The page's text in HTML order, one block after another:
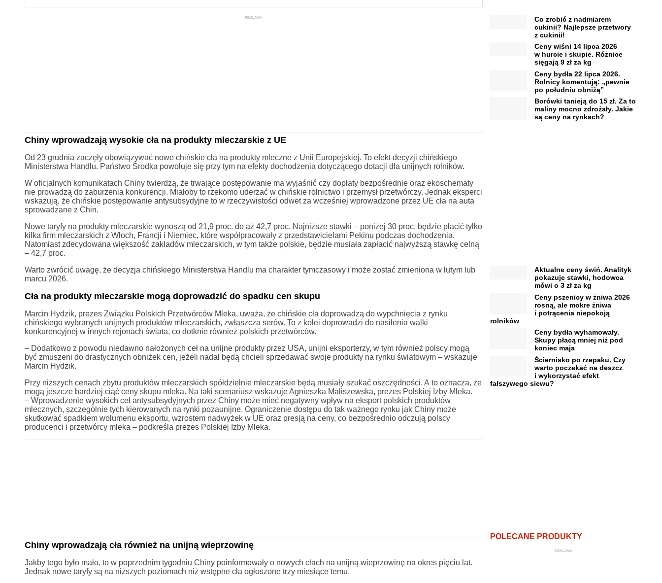
REKLAMA
Chiny wprowadzają wysokie cła na produkty mleczarskie z UE
Od 23 grudnia zaczęły obowiązywać nowe chińskie cła na produkty mleczne z Unii Europejskiej. To efekt decyzji chińskiego
Ministerstwa Handlu. Państwo Środka powołuje się przy tym na efekty dochodzenia dotyczącego dotacji dla unijnych rolników.
W oficjalnych komunikatach Chiny twierdzą, że trwające postępowanie ma wyjaśnić czy dopłaty bezpośrednie oraz ekoschematy
nie prowadzą do zaburzenia konkurencji. Miałoby to rzekomo uderzać w chińskie rolnictwo i przemysł przetwórczy. Jednak eksperci
wskazują, że chińskie postępowanie antysubsydyjne to w rzeczywistości odwet za wcześniej wprowadzone przez UE cła na auta
sprowadzane z Chin.
Nowe taryfy na produkty mleczarskie wynoszą od 21,9 proc. do aż 42,7 proc. Najniższe stawki – poniżej 30 proc. będzie płacić tylko
kilka firm mleczarskich z Włoch, Francji i Niemiec, które współpracowały z przedstawicielami Pekinu podczas dochodzenia.
Natomiast zdecydowana większość zakładów mleczarskich, w tym także polskie, będzie musiała zapłacić najwyższą stawkę celną
– 42,7 proc.
Warto zwrócić uwagę, że decyzja chińskiego Ministerstwa Handlu ma charakter tymczasowy i może zostać zmieniona w lutym lub
marcu 2026.
Cła na produkty mleczarskie mogą doprowadzić do spadku cen skupu
Marcin Hydzik, prezes Związku Polskich Przetwórców Mleka, uważa, że chińskie cła doprowadzą do wypchnięcia z rynku
chińskiego wybranych unijnych produktów mleczarskich, zwłaszcza serów. To z kolei doprowadzi do nasilenia walki
konkurencyjnej w innych rejonach świata, co dotknie również polskich przetwórców.
– Dodatkowo z powodu niedawno nałożonych ceł na unijne produkty przez USA, unijni eksporterzy, w tym również polscy mogą
być zmuszeni do drastycznych obniżek cen, jeżeli nadal będą chcieli sprzedawać swoje produkty na rynku światowym – wskazuje
Marcin Hydzik.
Przy niższych cenach zbytu produktów mleczarskich spółdzielnie mleczarskie będą musiały szukać oszczędności. A to oznacza, że
mogą jeszcze bardziej ciąć ceny skupu mleka. Na taki scenariusz wskazuje Agnieszka Maliszewska, prezes Polskiej Izby Mleka.
– Wprowadzenie wysokich ceł antysubsydyjnych przez Chiny może mieć negatywny wpływ na eksport polskich produktów
mlecznych, szczególnie tych kierowanych na rynki pozaunijne. Ograniczenie dostępu do tak ważnego rynku jak Chiny może
skutkować spadkiem wolumenu eksportu, wzrostem nadwyżek w UE oraz presją na ceny, co bezpośrednio odczują polscy
producenci i przetwórcy mleka – podkreśla prezes Polskiej Izby Mleka.
Chiny wprowadzają cła również na unijną wieprzowinę
Jakby tego było mało, to w poprzednim tygodniu Chiny poinformowały o nowych cłach na unijną wieprzowinę na okres pięciu lat.
Jednak nowe taryfy są na niższych poziomach niż wstępne cła ogłoszone trzy miesiące temu.
Co zrobić z nadmiarem
cukinii? Najlepsze przetwory
z cukinii!
Ceny wiśni 14 lipca 2026
w hurcie i skupie. Różnice
sięgają 9 zł za kg
Ceny bydła 22 lipca 2026.
Rolnicy komentują: „pewnie
po południu obniżą”
Borówki tanieją do 15 zł. Za to
maliny mocno zdrożały. Jakie
są ceny na rynkach?
Aktualne ceny świń. Analityk
pokazuje stawki, hodowca
mówi o 3 zł za kg
Ceny pszenicy w żniwa 2026
rosną, ale mokre żniwa
i potrącenia niepokoją
rolników
Ceny bydła wyhamowały.
Skupy płacą mniej niż pod
koniec maja
Ściernisko po rzepaku. Czy
warto poczekać na deszcz
i wykorzystać efekt
fałszywego siewu?
POLECANE PRODUKTY
REKLAMA